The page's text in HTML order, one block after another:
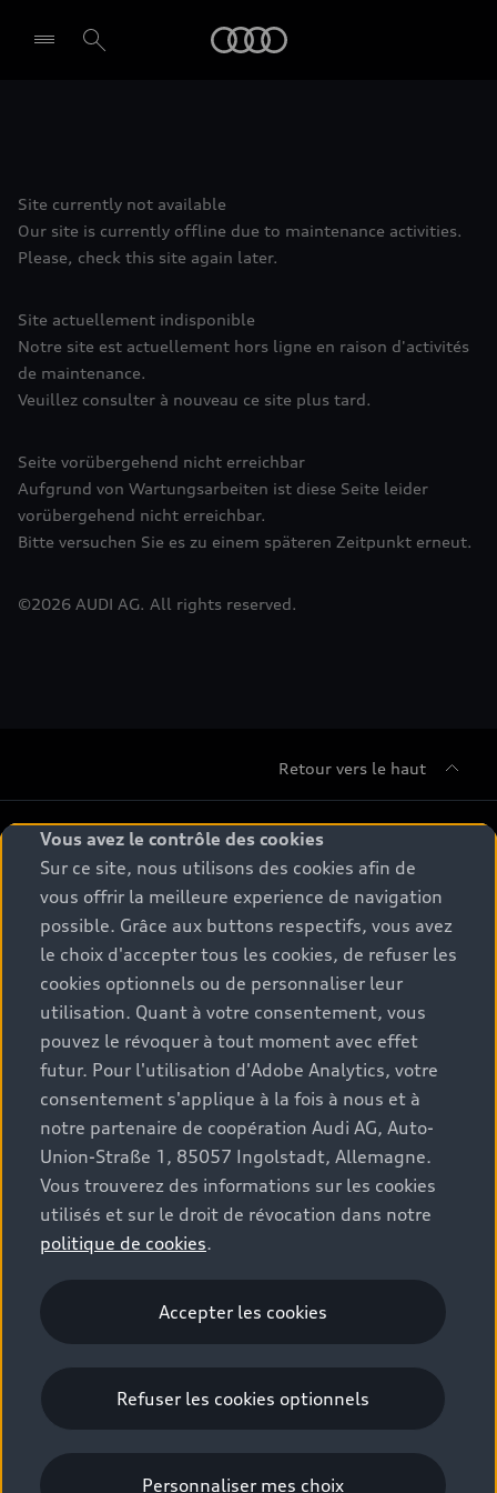
Audi
Site currently not available
Our site is currently offline due to maintenance activities.
Please, check this site again later.
Site actuellement indisponible
Notre site est actuellement hors ligne en raison d'activités
de maintenance.
Veuillez consulter à nouveau ce site plus tard.
Seite vorübergehend nicht erreichbar
Aufgrund von Wartungsarbeiten ist diese Seite leider
vorübergehend nicht erreichbar.
Bitte versuchen Sie es zu einem späteren Zeitpunkt erneut.
©2026 AUDI AG. All rights reserved.
Retour vers le haut
Gamme
Tous les modèles
Comparer les modèles
Modèles électriques
Hybrides plug-in
Conseil & achat
Offres du moment
Configurateur
Véhicules neufs disponibles
Occasions
Audi Gebrauchtwagen :plus
Clients professionnels
Audi exclusive
Service & Accessoires
Accessoires d'origine Audi
Audi Services
Services numériques Audi
myAudi
Garantie & assistance
Partenaire Service Audi
Batterie et sécurité
Espace client
Contact
Trouver mon partenaire Audi
Demande d'essai
Stories of Progress
Stories of Luxembourg
La marque
Emissions CO2
Mentions légales
Gérer vos cookies
Please select country
Vous avez le contrôle des cookies
Sur ce site, nous utilisons des cookies afin de
vous offrir la meilleure experience de navigation
possible. Grâce aux buttons respectifs, vous avez
le choix d'accepter tous les cookies, de refuser les
cookies optionnels ou de personnaliser leur
utilisation. Quant à votre consentement, vous
pouvez le révoquer à tout moment avec effet
futur. Pour l'utilisation d'Adobe Analytics, votre
consentement s'applique à la fois à nous et à
notre partenaire de coopération Audi AG, Auto-
Union-Straße 1, 85057 Ingolstadt, Allemagne.
Vous trouverez des informations sur les cookies
utilisés et sur le droit de révocation dans notre
politique de cookies.
Accepter les cookies
Refuser les cookies optionnels
Personnaliser mes choix